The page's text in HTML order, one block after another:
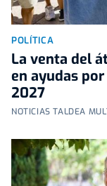
POLÍTICA
La venta del
en ayudas
2027
NOTICIAS TALDEA